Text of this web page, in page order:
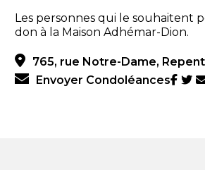
Les personnes qui le souhaitent
don à la Maison Adhémar-Dion.
765, rue Notre-Dame,
Envoyer Condoléances